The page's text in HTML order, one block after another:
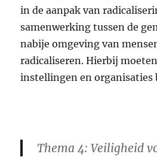
in de aanpak van
samenwerking tussen de
nabije omgeving van
radicaliseren. Hierbij
instellingen en organisaties
Thema 4: Veiligheid